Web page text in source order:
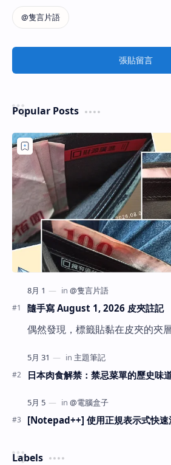
張貼留言
Popular Posts
隨手寫 August 1, 2026 皮夾註記
偶然發現，標籤貼黏在皮夾的夾
日本肉食解禁：禁忌菜單的歷史味
[Notepad++] 使用正規表示式快速
Labels